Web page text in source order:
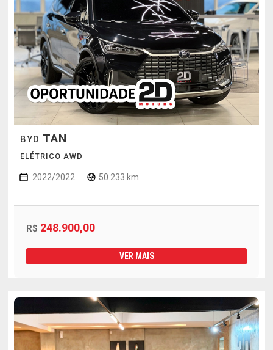
BYD TAN
ELÉTRICO AWD
2022/2022 50.233 km
R$ 248.900,00
VER MAIS